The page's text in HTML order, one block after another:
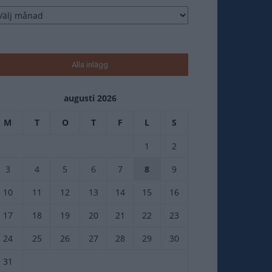
Alla inlägg
augusti 2026
M T O T F L S
1
2
3
4 5 6 7 8
9
10
11 12 13 14 15
16
17
18 19 20 21 22
23
24
25 26 27 28 29
30
31